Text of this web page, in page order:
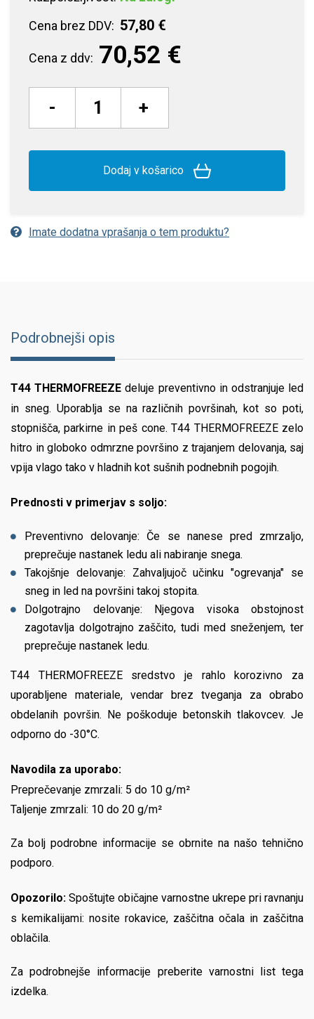
Cena z ddv: 70,52 €
Cena brez DDV: 57,80 €
- +
Dodaj v košarico
Imate dodatna vprašanja o tem produktu?
Podrobnejši opis
T44 THERMOFREEZE deluje preventivno in odstranjuje led
in sneg. Uporablja se na različnih površinah, kot so poti,
stopnišča, parkirne in peš cone. T44 THERMOFREEZE zelo
hitro in globoko odmrzne površino z trajanjem delovanja, saj
vpija vlago tako v hladnih kot sušnih podnebnih pogojih.
Prednosti v primerjav s soljo:
Preventivno delovanje: Če se nanese pred zmrzaljo,
preprečuje nastanek ledu ali nabiranje snega.
Takojšnje delovanje: Zahvaljujoč učinku "ogrevanja" se
sneg in led na površini takoj stopita.
Dolgotrajno delovanje: Njegova visoka obstojnost
zagotavlja dolgotrajno zaščito, tudi med sneženjem, ter
preprečuje nastanek ledu.
T44 THERMOFREEZE sredstvo je rahlo korozivno za
uporabljene materiale, vendar brez tveganja za obrabo
obdelanih površin. Ne poškoduje betonskih tlakovcev. Je
odporno do -30°C.
Navodila za uporabo:
Preprečevanje zmrzali: 5 do 10 g/m²
Taljenje zmrzali: 10 do 20 g/m²
Za bolj podrobne informacije se obrnite na našo tehnično
podporo.
Opozorilo: Spoštujte običajne varnostne ukrepe pri ravnanju
s kemikalijami: nosite rokavice, zaščitna očala in zaščitna
oblačila.
Za podrobnejše informacije preberite varnostni list tega
izdelka.